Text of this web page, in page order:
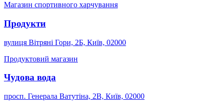
Магазин спортивного харчування
Продукти
вулиця Вітряні Гори, 2Б, Київ, 02000
Продуктовий магазин
Чудова вода
просп. Генерала Ватутіна, 2В, Київ, 02000